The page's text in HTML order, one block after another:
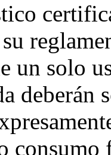
un solo
deberán